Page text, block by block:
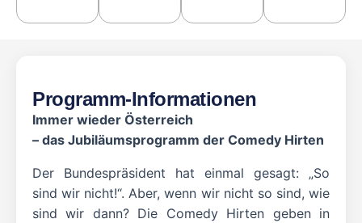
Programm-Informationen
Immer wieder Österreich
– das Jubiläumsprogramm der Comedy Hirten
Der Bundespräsident hat einmal gesagt: „So
sind wir nicht!“. Aber, wenn wir nicht so sind, wie
sind wir dann? Die Comedy Hirten geben in